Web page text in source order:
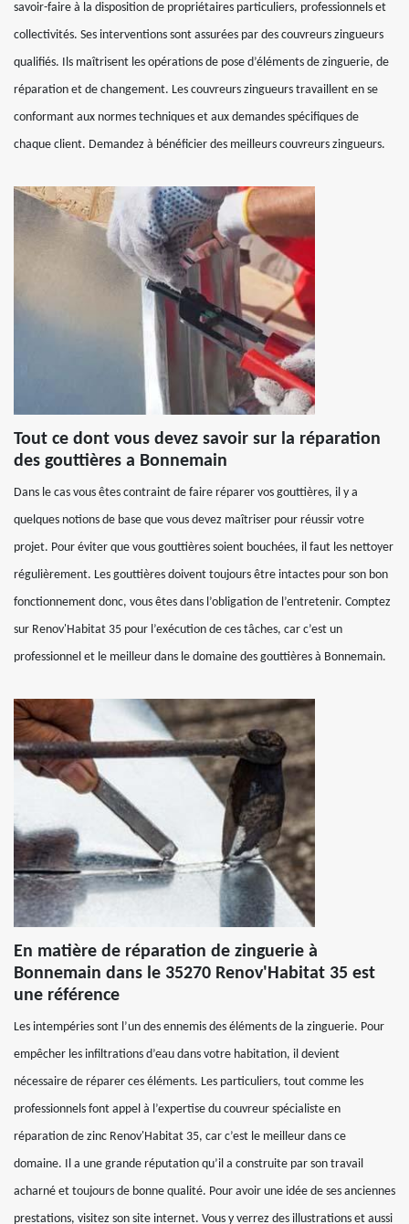
savoir-faire à la disposition de propriétaires particuliers, professionnels et
collectivités. Ses interventions sont assurées par des couvreurs zingueurs
qualifiés. Ils maîtrisent les opérations de pose d’éléments de zinguerie, de
réparation et de changement. Les couvreurs zingueurs travaillent en se
conformant aux normes techniques et aux demandes spécifiques de
chaque client. Demandez à bénéficier des meilleurs couvreurs zingueurs.
Tout ce dont vous devez savoir sur la réparation
des gouttières a Bonnemain
Dans le cas vous êtes contraint de faire réparer vos gouttières, il y a
quelques notions de base que vous devez maîtriser pour réussir votre
projet. Pour éviter que vous gouttières soient bouchées, il faut les nettoyer
régulièrement. Les gouttières doivent toujours être intactes pour son bon
fonctionnement donc, vous êtes dans l’obligation de l’entretenir. Comptez
sur Renov'Habitat 35 pour l’exécution de ces tâches, car c’est un
professionnel et le meilleur dans le domaine des gouttières à Bonnemain.
En matière de réparation de zinguerie à
Bonnemain dans le 35270 Renov'Habitat 35 est
une référence
Les intempéries sont l’un des ennemis des éléments de la zinguerie. Pour
empêcher les infiltrations d’eau dans votre habitation, il devient
nécessaire de réparer ces éléments. Les particuliers, tout comme les
professionnels font appel à l’expertise du couvreur spécialiste en
réparation de zinc Renov'Habitat 35, car c’est le meilleur dans ce
domaine. Il a une grande réputation qu’il a construite par son travail
acharné et toujours de bonne qualité. Pour avoir une idée de ses anciennes
prestations, visitez son site internet. Vous y verrez des illustrations et aussi